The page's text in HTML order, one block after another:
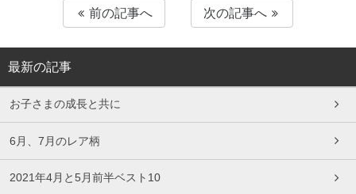
前の記事へ 次の記事へ
最新の記事
お子さまの成長と共に
6月、7月のレア柄
2021年4月と5月前半ベスト10